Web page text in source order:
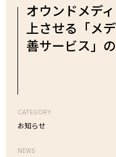
オウンドメデ
上させる「メ
善サービス」
CATEGORY
お知らせ
NEWS